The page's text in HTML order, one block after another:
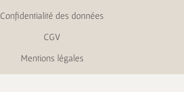
Confidentialité des données
CGV
Mentions légales